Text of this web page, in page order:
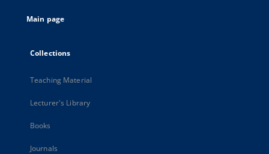
Main page
Collections
Teaching Material
Lecturer's Library
Books
Journals